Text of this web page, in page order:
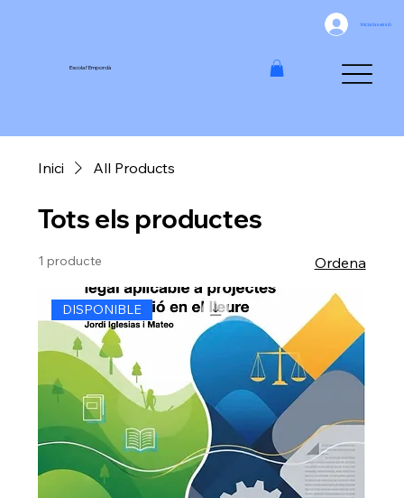
Escola l'Empordà
Inicia la sessió
Inici All Products
Tots els productes
1 producte Ordena
DISPONIBLE